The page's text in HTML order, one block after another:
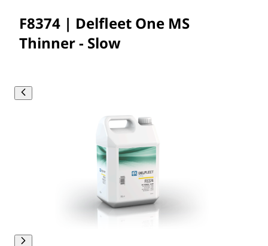
F8374 | Delfleet One MS
Thinner - Slow